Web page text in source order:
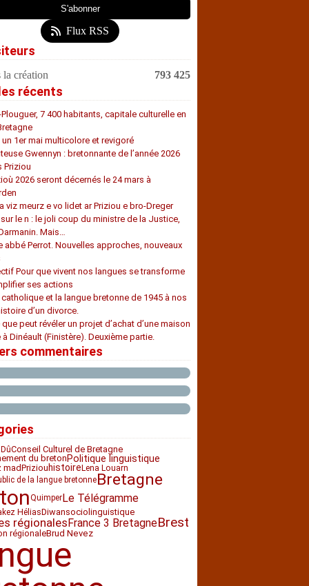
Flux RSS
la création 793 425
récents
Plouguer, 7 400 habitants, capitale culturelle en
un 1er mai multicolore et revigoré
Gwennyn : bretonnante de l’année 2026
Priziou
2026 seront décernés le 24 mars à
a viz meurz e vo lidet ar Priziou e bro-Dreger
le n : le joli coup du ministre de la Justice,
Mais…
abbé Perrot. Nouvelles approches, nouveaux
Pour que vivent nos langues se transforme
ses actions
catholique et la langue bretonne de 1945 à nos
d’un divorce.
peut révéler un projet d’achat d’une maison
à Dinéault (Finistère). Deuxième partie.
commentaires
Conseil Culturel de Bretagne
du breton Politique linguistique
madPriziou histoireLena Louarn
de la langue bretonneBretagne
QuimperLe Télégramme
HéliasDiwansociolinguistique
régionalesFrance 3 BretagneBrest
régionaleBrud Nevez